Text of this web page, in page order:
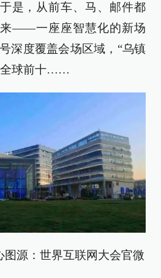
是，从前车、马、邮件都
——一座座智慧化的新场
深度覆盖会场区域，“乌镇
全球前十……
图源：世界互联网大会官微